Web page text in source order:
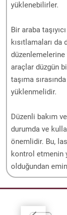
yüklenebilirler.
Bir araba
kısıtlamaları
düzenlemelerine
araçlar düzgün
taşıma
yüklenmelidir.
Düzenli bakım
durumda ve
önemlidir. Bu,
kontrol etmenin
olduğundan